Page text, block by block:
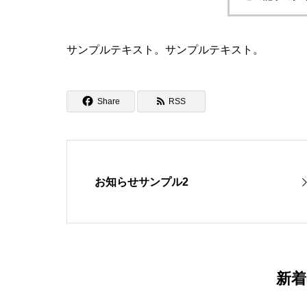
サンプルテキスト。サンプルテキスト。
Share RSS
お知らせサンプル2
新